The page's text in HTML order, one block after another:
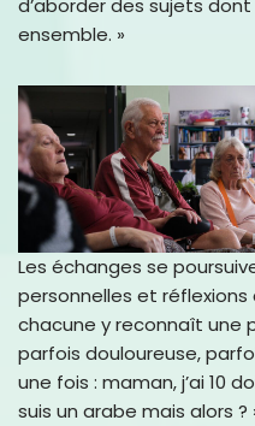
d’aborder des sujets
ensemble. »
Les échanges se
personnelles et
chacune y reconnaît une
parfois douloureuse,
une fois : maman, j’ai 10
suis un arabe mais alors